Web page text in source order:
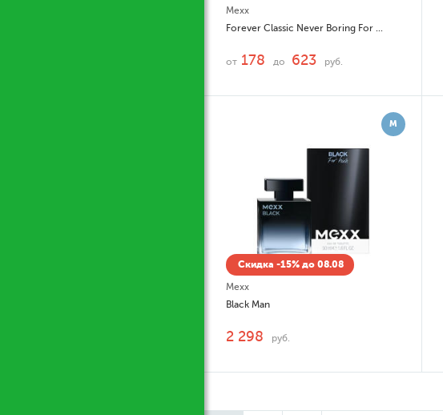
Mexx
Forever Classic Never Boring For Her
от 178 до 623 руб.
М
Скидка -15% до 08.08
Mexx
Black Man
2 298 руб.